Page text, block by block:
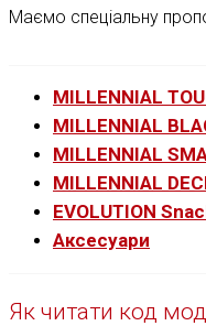
Маємо спеціальну
MILLENNIAL
MILLENNIAL
MILLENNIAL
MILLENNIAL
EVOLUTION
Аксесуари
Як читати код